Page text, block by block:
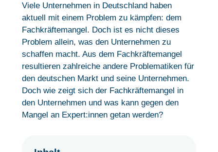
Viele Unternehmen in Deutschland haben
aktuell mit einem Problem zu kämpfen: dem
Fachkräftemangel. Doch ist es nicht dieses
Problem allein, was den Unternehmen zu
schaffen macht. Aus dem Fachkräftemangel
resultieren zahlreiche andere Problematiken für
den deutschen Markt und seine Unternehmen.
Doch wie zeigt sich der Fachkräftemangel in
den Unternehmen und was kann gegen den
Mangel an Expert:innen getan werden?